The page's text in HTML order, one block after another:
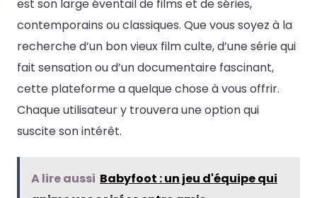
est son large éventail de films et de séries,
contemporains ou classiques. Que vous soyez à la
recherche d’un bon vieux film culte, d’une série qui
fait sensation ou d’un documentaire fascinant,
cette plateforme a quelque chose à vous offrir.
Chaque utilisateur y trouvera une option qui
suscite son intérêt.
A lire aussi Babyfoot : un jeu d'équipe qui